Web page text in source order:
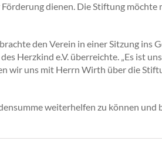
dienen. Die Stiftung
den Verein in einer Sitzung
Herzkind e.V. überreichte. „Es ist
wir uns mit Herrn Wirth über die
weiterhelfen zu können